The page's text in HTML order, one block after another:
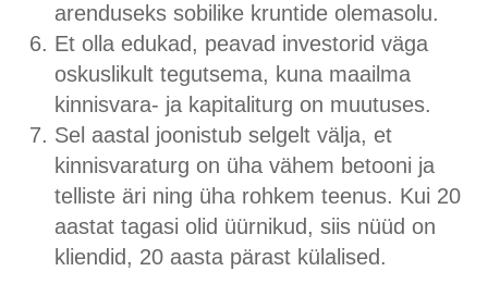
arenduseks sobilike kruntide olemasolu.
Et olla edukad, peavad investorid väga
oskuslikult tegutsema, kuna maailma
kinnisvara- ja kapitaliturg on muutuses.
Sel aastal joonistub selgelt välja, et
kinnisvaraturg on üha vähem betooni ja
telliste äri ning üha rohkem teenus. Kui 20
aastat tagasi olid üürnikud, siis nüüd on
kliendid, 20 aasta pärast külalised.